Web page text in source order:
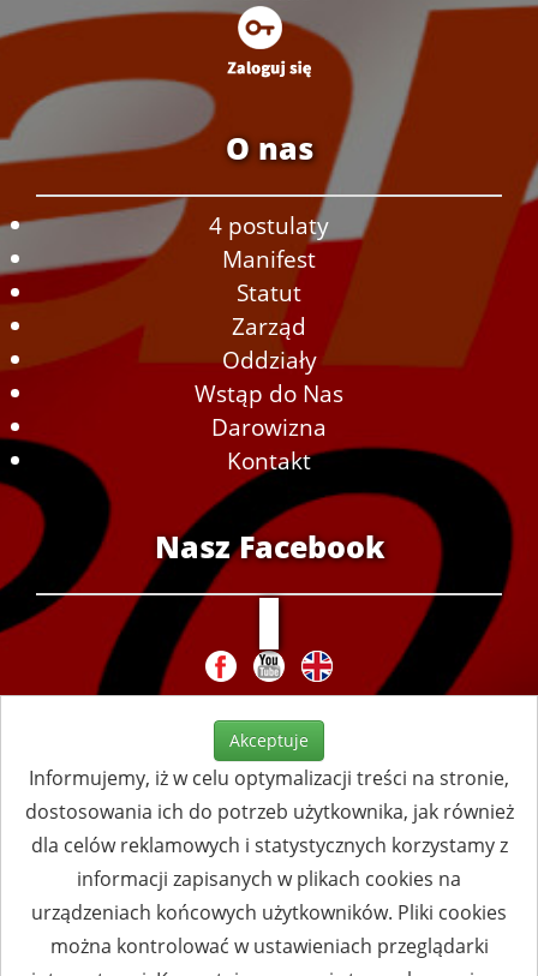
O nas
4 postulaty
Manifest
Statut
Zarząd
Oddziały
Wstąp do Nas
Darowizna
Kontakt
Nasz Facebook
Akceptuje
Informujemy, iż w celu optymalizacji treści na stronie,
dostosowania ich do potrzeb użytkownika, jak również
dla celów reklamowych i statystycznych korzystamy z
informacji zapisanych w plikach cookies na
urządzeniach końcowych użytkowników. Pliki cookies
można kontrolować w ustawieniach przeglądarki